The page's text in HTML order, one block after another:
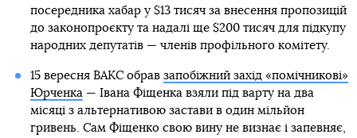
посередника хабар у $13 тисяч за внесення пропозицій
до законопроєкту та надалі ще $200 тисяч для підкупу
народних депутатів — членів профільного комітету.
15 вересня ВАКС обрав запобіжний захід «помічникові»
Юрченка — Івана Фіщенка взяли під варту на два
місяці з альтернативою застави в один мільйон
гривень. Сам Фіщенко свою вину не визнає і запевняє,